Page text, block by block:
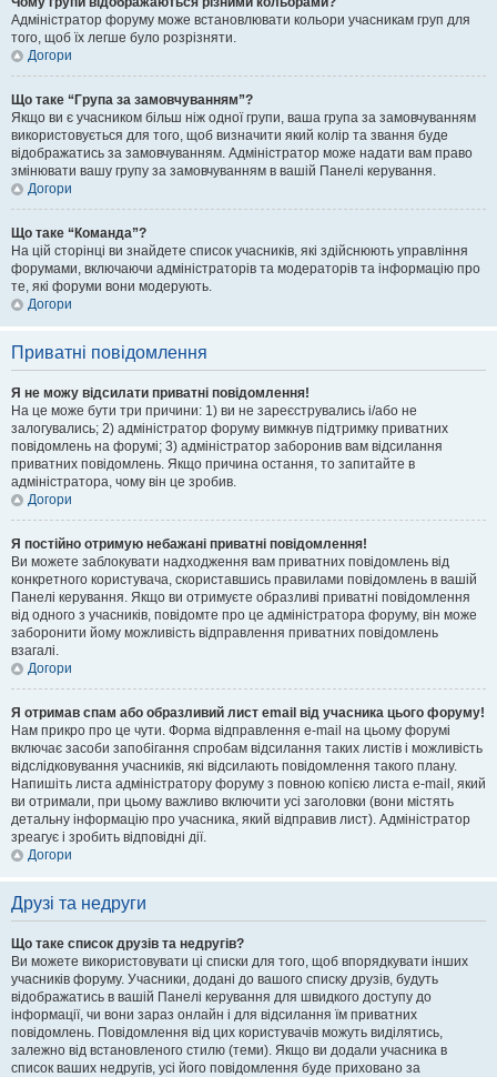
Адміністратор форуму може встановлювати кольори учасникам груп для
того, щоб їх легше було розрізняти.
Догори
Що таке “Група за замовчуванням”?
Якщо ви є учасником більш ніж одної групи, ваша група за замовчуванням
використовується для того, щоб визначити який колір та звання буде
відображатись за замовчуванням. Адміністратор може надати вам право
змінювати вашу групу за замовчуванням в вашій Панелі керування.
Догори
Що таке “Команда”?
На цій сторінці ви знайдете список учасників, які здійснюють управління
форумами, включаючи адміністраторів та модераторів та інформацію про
те, які форуми вони модерують.
Догори
Приватні повідомлення
Я не можу відсилати приватні повідомлення!
На це може бути три причини: 1) ви не зареєструвались і/або не
залогувались; 2) адміністратор форуму вимкнув підтримку приватних
повідомлень на форумі; 3) адміністратор заборонив вам відсилання
приватних повідомлень. Якщо причина остання, то запитайте в
адміністратора, чому він це зробив.
Догори
Я постійно отримую небажані приватні повідомлення!
Ви можете заблокувати надходження вам приватних повідомлень від
конкретного користувача, скориставшись правилами повідомлень в вашій
Панелі керування. Якщо ви отримуєте образливі приватні повідомлення
від одного з учасників, повідомте про це адміністратора форуму, він може
заборонити йому можливість відправлення приватних повідомлень
взагалі.
Догори
Я отримав спам або образливий лист email від учасника цього форуму!
Нам прикро про це чути. Форма відправлення e-mail на цьому форумі
включає засоби запобігання спробам відсилання таких листів і можливість
відслідковування учасників, які відсилають повідомлення такого плану.
Напишіть листа адміністратору форуму з повною копією листа e-mail, який
ви отримали, при цьому важливо включити усі заголовки (вони містять
детальну інформацію про учасника, який відправив лист). Адміністратор
зреагує і зробить відповідні дії.
Догори
Друзі та недруги
Що таке список друзів та недругів?
Ви можете використовувати ці списки для того, щоб впорядкувати інших
учасників форуму. Учасники, додані до вашого списку друзів, будуть
відображатись в вашій Панелі керування для швидкого доступу до
інформації, чи вони зараз онлайн і для відсилання їм приватних
повідомлень. Повідомлення від цих користувачів можуть виділятись,
залежно від встановленого стилю (теми). Якщо ви додали учасника в
список ваших недругів, усі його повідомлення буде приховано за